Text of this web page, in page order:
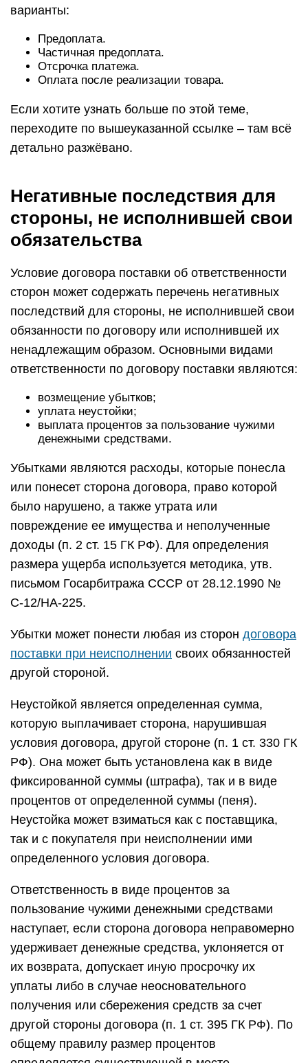
варианты:
Предоплата.
Частичная предоплата.
Отсрочка платежа.
Оплата после реализации товара.
Если хотите узнать больше по этой теме,
переходите по вышеуказанной ссылке – там всё
детально разжёвано.
Негативные последствия для
стороны, не исполнившей свои
обязательства
Условие договора поставки об ответственности
сторон может содержать перечень негативных
последствий для стороны, не исполнившей свои
обязанности по договору или исполнившей их
ненадлежащим образом. Основными видами
ответственности по договору поставки являются:
возмещение убытков;
уплата неустойки;
выплата процентов за пользование чужими
денежными средствами.
Убытками являются расходы, которые понесла
или понесет сторона договора, право которой
было нарушено, а также утрата или
повреждение ее имущества и неполученные
доходы (п. 2 ст. 15 ГК РФ). Для определения
размера ущерба используется методика, утв.
письмом Госарбитража СССР от 28.12.1990 №
С-12/НА-225.
Убытки может понести любая из сторон договора
поставки при неисполнении своих обязанностей
другой стороной.
Неустойкой является определенная сумма,
которую выплачивает сторона, нарушившая
условия договора, другой стороне (п. 1 ст. 330 ГК
РФ). Она может быть установлена как в виде
фиксированной суммы (штрафа), так и в виде
процентов от определенной суммы (пеня).
Неустойка может взиматься как с поставщика,
так и с покупателя при неисполнении ими
определенного условия договора.
Ответственность в виде процентов за
пользование чужими денежными средствами
наступает, если сторона договора неправомерно
удерживает денежные средства, уклоняется от
их возврата, допускает иную просрочку их
уплаты либо в случае неосновательного
получения или сбережения средств за счет
другой стороны договора (п. 1 ст. 395 ГК РФ). По
общему правилу размер процентов